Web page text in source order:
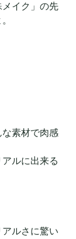
イク」の先
素材で肉感
ルに出来る
ルさに驚い